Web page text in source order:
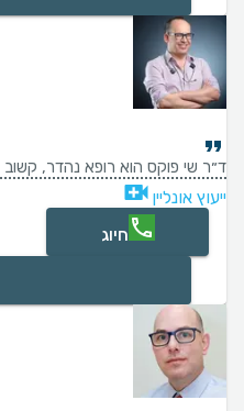
ד״ר שי פוקס הוא רופא נהדר,
ייעוץ אונליין
חיוג